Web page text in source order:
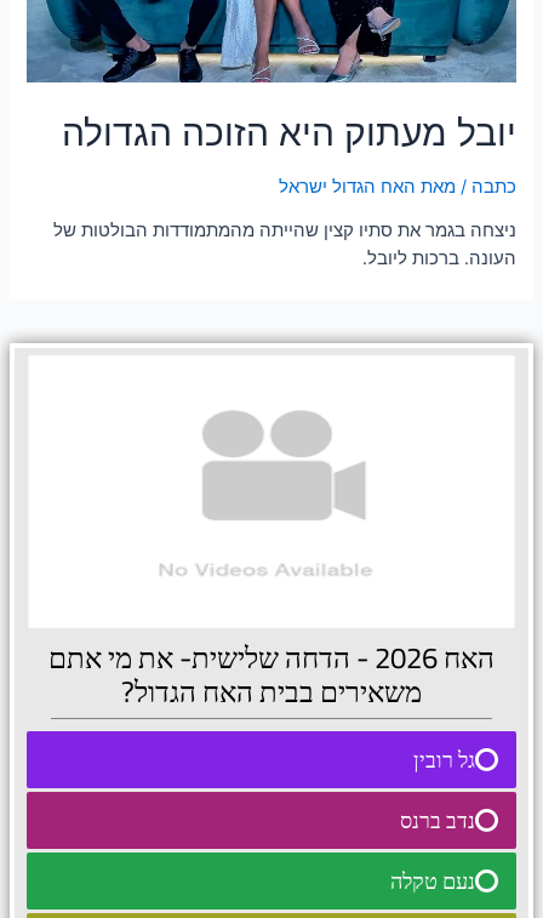
האח 2026 - הדחה שלישית- את מי אתם
משאירים בבית האח הגדול?
גל רובין
34 ( 68 % )
נדב ברנס
2 ( 4 % )
נעם טקלה
0 ( 0 % )
יובל מעתוק היא הזוכה הגדולה
כתבה/ מאתהאח הגדול ישראל
ניצחה בגמר את סתיו קצין שהייתה מהמתמודדות הבולטות של
העונה. ברכות ליובל.